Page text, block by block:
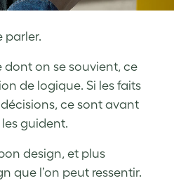
parler.
dont on se souvient, ce
de logique. Si les faits
ce sont avant
guident.
design, et plus
que l’on peut ressentir.